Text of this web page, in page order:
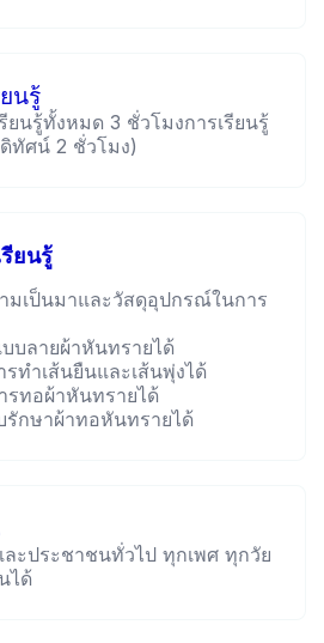
นรู้
ยนรู้ทั้งหมด 3 ชั่วโมงการเรียนรู้
ทัศน์ 2 ชั่วโมง)
ยนรู้
มเป็นมาและวัสดุอุปกรณ์ในการ
บลายผ้าหันทรายได้
ทำเส้นยืนและเส้นพุ่งได้
ทอผ้าหันทรายได้
รักษาผ้าทอหันทรายได้
ะประชาชนทั่วไป ทุกเพศ ทุกวัย
ได้